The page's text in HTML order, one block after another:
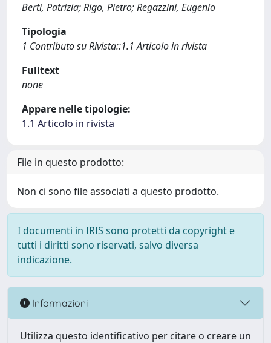
Berti, Patrizia; Rigo, Pietro; Regazzini, Eugenio
Tipologia
1 Contributo su Rivista::1.1 Articolo in rivista
Fulltext
none
Appare nelle tipologie:
1.1 Articolo in rivista
File in questo prodotto:
Non ci sono file associati a questo prodotto.
I documenti in IRIS sono protetti da copyright e
tutti i diritti sono riservati, salvo diversa
indicazione.
Informazioni
Utilizza questo identificativo per citare o creare un